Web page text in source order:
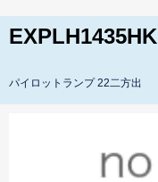
EXPLH1435HK
パイロットランプ 22二方出